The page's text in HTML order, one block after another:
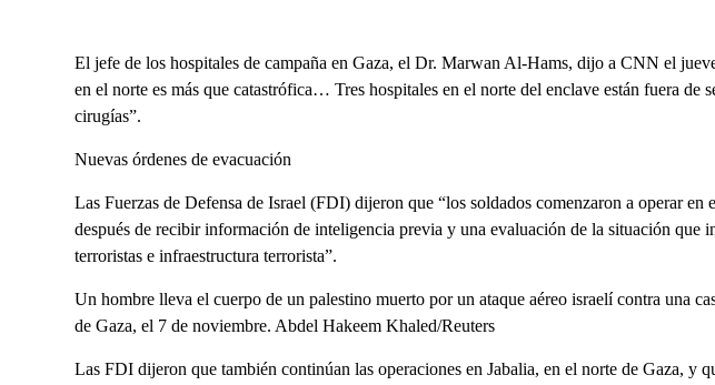
El jefe de los hospitales de campaña en Gaza, el Dr. Marwan Al-Hams, dijo a CNN el
en el norte es más que catastrófica… Tres hospitales en el norte del enclave están fuera de
cirugías”.
Nuevas órdenes de evacuación
Las Fuerzas de Defensa de Israel (FDI) dijeron que “los soldados comenzaron a operar en
después de recibir información de inteligencia previa y una evaluación de la situación que
terroristas e infraestructura terrorista”.
Un hombre lleva el cuerpo de un palestino muerto por un ataque aéreo israelí contra una
de Gaza, el 7 de noviembre. Abdel Hakeem Khaled/Reuters
Las FDI dijeron que también continúan las operaciones en Jabalia, en el norte de Gaza, y